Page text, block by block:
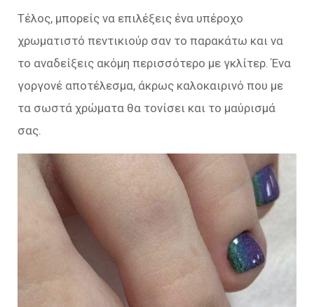
Τέλος, μπορείς να επιλέξεις ένα υπέροχο
χρωματιστό πεντικιούρ σαν το παρακάτω και να
το αναδείξεις ακόμη περισσότερο με γκλίτερ. Ένα
γοργονέ αποτέλεσμα, άκρως καλοκαιρινό που με
τα σωστά χρώματα θα τονίσει και το μαύρισμά
σας.